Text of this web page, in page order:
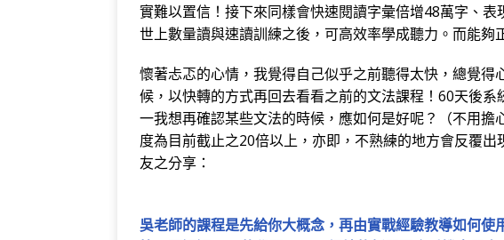
實難以置信！接下來同樣會快速閱讀字彙倍增48萬字、
世上數量讀與速讀訓練之後，可高效率學成聽力。而能夠
懷著忐忑的心情，我覺得自己似乎之前聽得太快，總覺
候，以快轉的方式再回去看看之前的文法課程！60天後
一我想再確認某些文法的時候，應如何是好呢？（不用
度為目前截止之20倍以上，亦即，不熟練的地方會反覆
友之分享：
吳老師的課程是先給你大概念，再由實戰經驗教導如何